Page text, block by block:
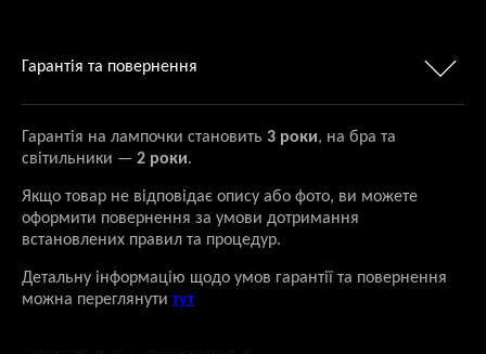
Гарантія та повернення
Гарантія на лампочки становить 3 роки, на бра та
світильники — 2 роки.
Якщо товар не відповідає опису або фото, ви можете
оформити повернення за умови дотримання
встановлених правил та процедур.
Детальну інформацію щодо умов гарантії та повернення
можна переглянути тут